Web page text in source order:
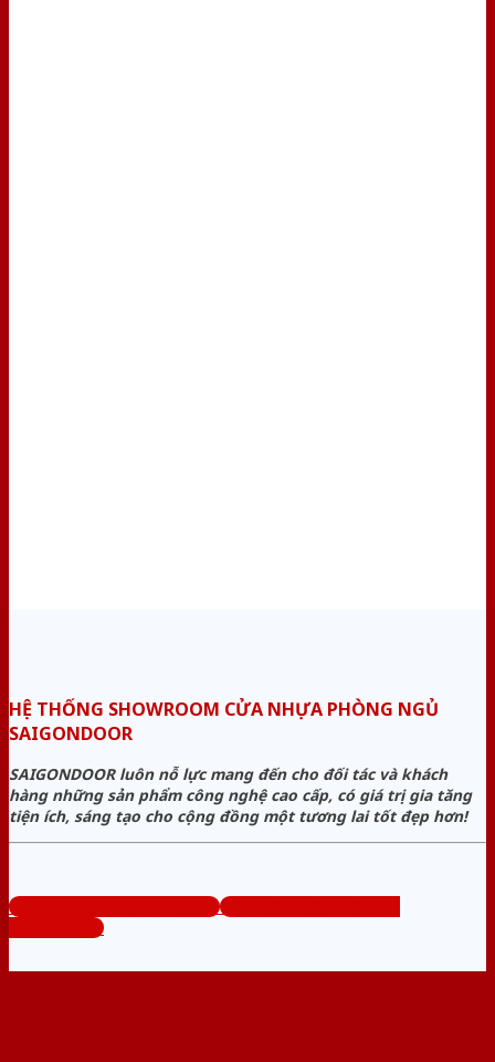
HỆ THỐNG SHOWROOM CỬA NHỰA PHÒNG NGỦ
SAIGONDOOR
SAIGONDOOR luôn nỗ lực mang đến cho đối tác và khách
hàng những sản phẩm công nghệ cao cấp, có giá trị gia tăng
tiện ích, sáng tạo cho cộng đồng một tương lai tốt đẹp hơn!
www.cuanhuaphongngu.com
Tổng đài tư vấn miễn phí:
0824.400.400